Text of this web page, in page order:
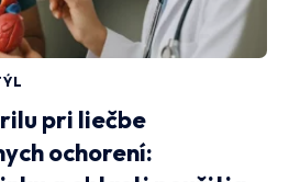
pri liečbe
ochorení: